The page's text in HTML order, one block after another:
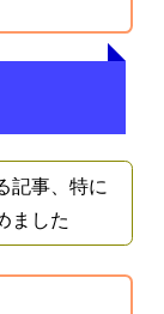
記事、特に
ました